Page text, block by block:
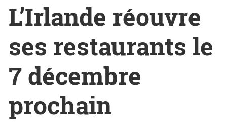
L’Irlande réouvre
ses restaurants le
7 décembre
prochain